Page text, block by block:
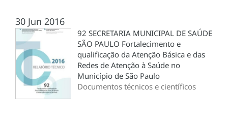
30 Jun 2016
92 SECRETARIA MUNICIPAL DE SAÚDE
SÃO PAULO Fortalecimento e
qualificação da Atenção Básica e das
Redes de Atenção à Saúde no
Município de São Paulo
Documentos técnicos e científicos